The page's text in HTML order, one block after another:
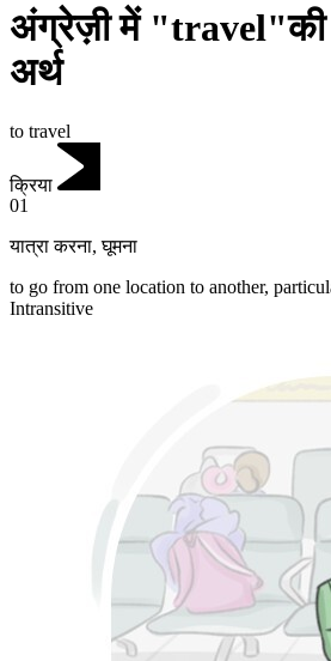
अंग्रेज़ी में "travel"की
अर्थ
to travel
क्रिया
01
यात्रा करना,घूमना
to go from one location to another,
Intransitive